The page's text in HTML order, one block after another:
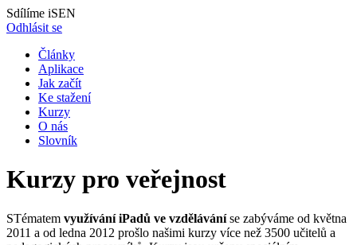
Sdílíme iSEN
Odhlásit se
Články
Aplikace
Jak začít
Ke stažení
Kurzy
O nás
Slovník
Kurzy pro veřejnost
STématem využívání iPadů ve vzděláváníse zabýváme od května
2011 a od ledna 2012 prošlo našimi kurzy více než 3500 učitelů a